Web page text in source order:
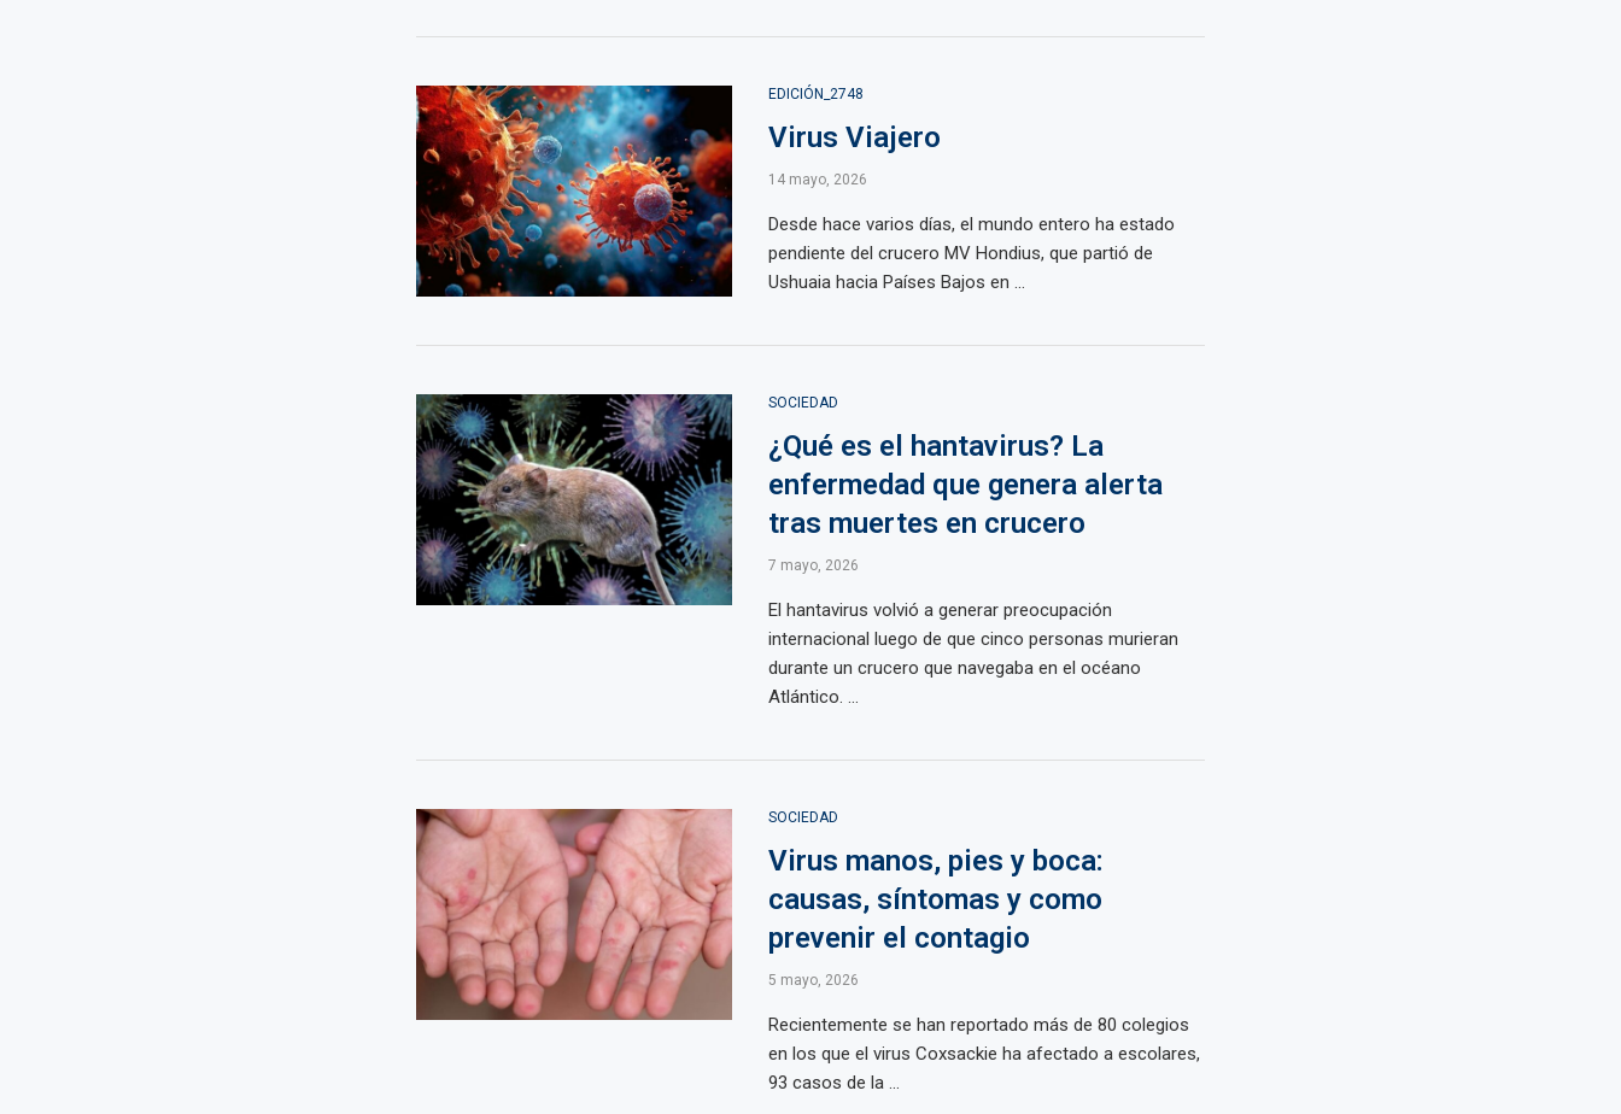
EDICIÓN_2748
Virus Viajero
14 mayo, 2026
Desde hace varios días, el mundo entero ha estado
pendiente del crucero MV Hondius, que partió de
Ushuaia hacia Países Bajos en ...
SOCIEDAD
¿Qué es el hantavirus? La
enfermedad que genera alerta
tras muertes en crucero
7 mayo, 2026
El hantavirus volvió a generar preocupación
internacional luego de que cinco personas murieran
durante un crucero que navegaba en el océano
Atlántico. ...
SOCIEDAD
Virus manos, pies y boca:
causas, síntomas y como
prevenir el contagio
5 mayo, 2026
Recientemente se han reportado más de 80 colegios
en los que el virus Coxsackie ha afectado a escolares,
93 casos de la ...